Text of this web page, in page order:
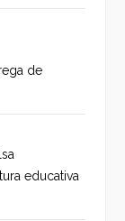
de
educativa